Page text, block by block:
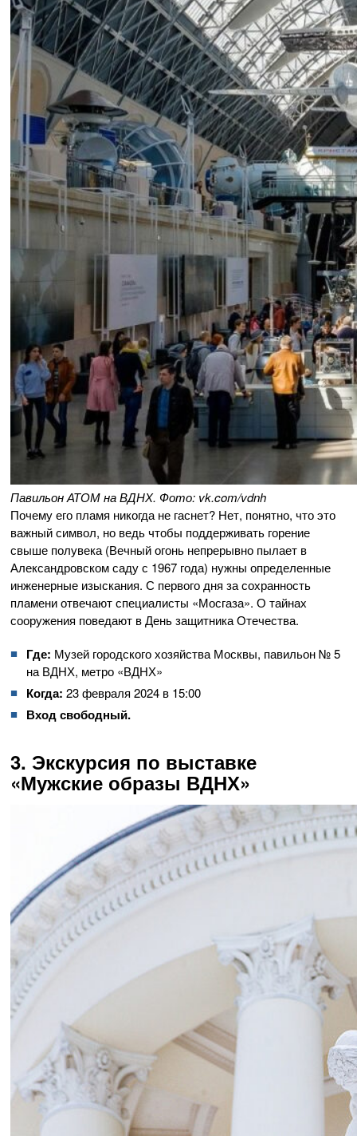
Павильон АТОМ на ВДНХ. Фото: vk.com/vdnh
Почему его пламя никогда не гаснет? Нет, понятно, что это
важный символ, но ведь чтобы поддерживать горение
свыше полувека (Вечный огонь непрерывно пылает в
Александровском саду с 1967 года) нужны определенные
инженерные изыскания. С первого дня за сохранность
пламени отвечают специалисты «Мосгаза». О тайнах
сооружения поведают в День защитника Отечества.
Где: Музей городского хозяйства Москвы, павильон № 5
на ВДНХ, метро «ВДНХ»
Когда: 23 февраля 2024 в 15:00
Вход свободный.
3. Экскурсия по выставке
«Мужские образы ВДНХ»